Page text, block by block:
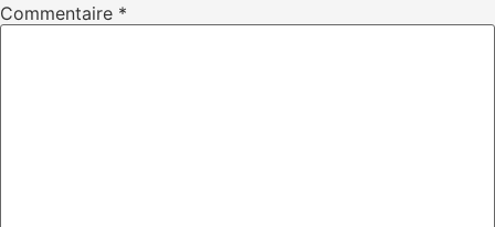
Commentaire *